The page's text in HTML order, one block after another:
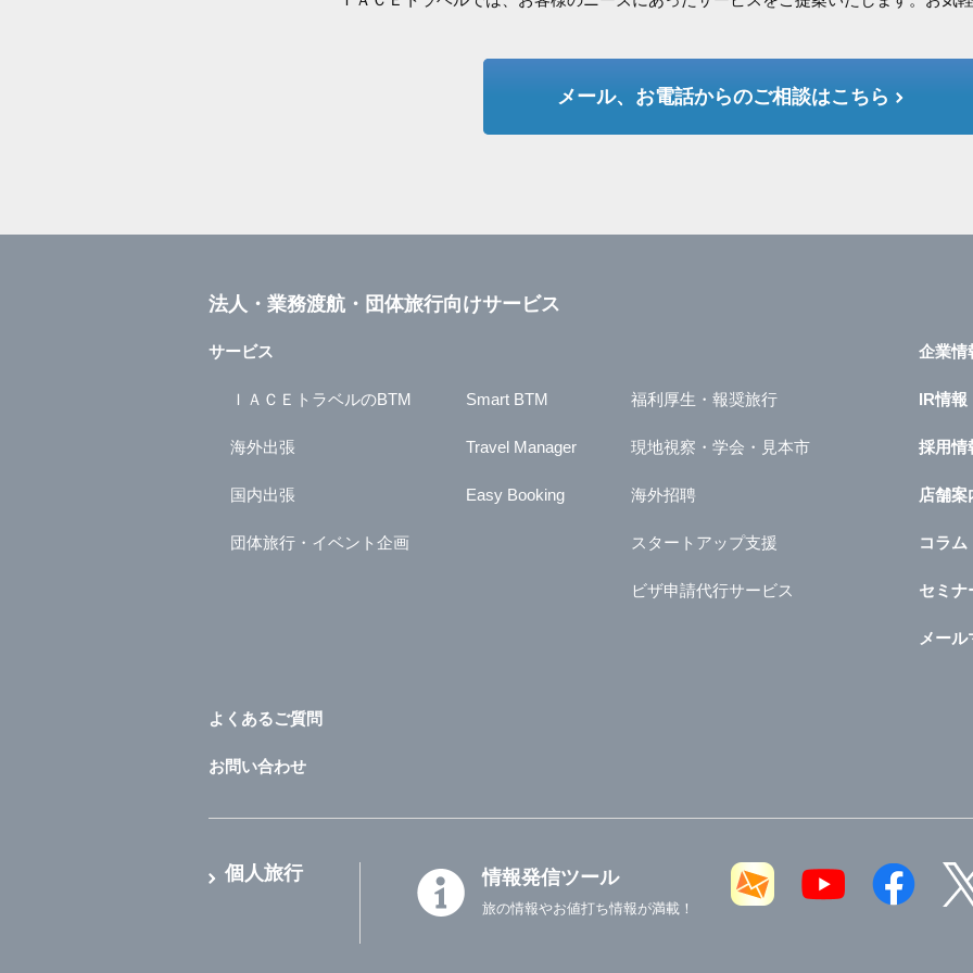
メール、お電話からのご相談はこちら
法人・業務渡航・団体旅行向けサービス
サービス
ＩＡＣＥトラベルのBTM
海外出張
国内出張
団体旅行・イベント企画
Smart BTM
Travel Manager
Easy Booking
福利厚生・報奨旅行
現地視察・学会・見本市
海外招聘
スタートアップ支援
ビザ申請代行サービス
企業情
IR情報
採用情
店舗案
コラム
セミナ
メー
よくあるご質問
お問い合わせ
個人旅行 情報発信ツール
旅の情報やお値打ち情報が満載！